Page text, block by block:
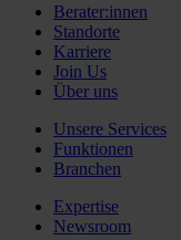
Berater:innen
Standorte
Karriere
Join Us
Über uns
Unsere Services
Funktionen
Branchen
Expertise
Newsroom